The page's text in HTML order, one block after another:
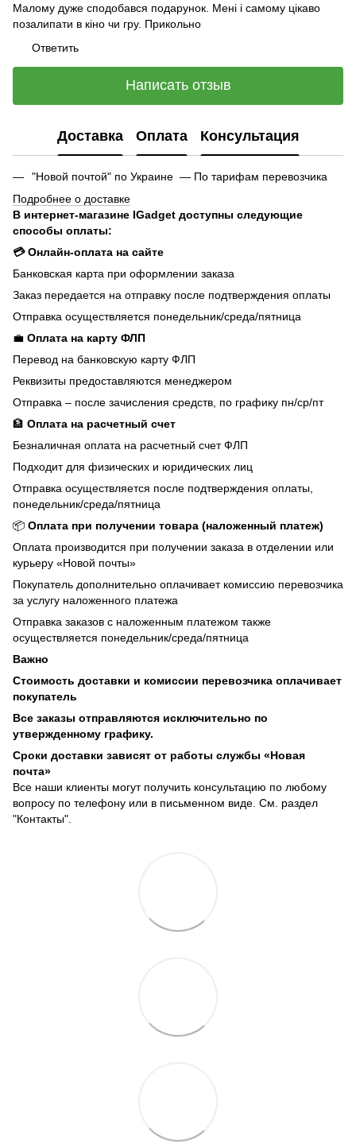
Малому дуже сподобався подарунок. Мені і самому цікаво
позалипати в кіно чи гру. Прикольно
Ответить
Написать отзыв
Доставка Оплата Консультация
"Новой почтой" по Украине — По тарифам перевозчика
Подробнее о доставке
В интернет-магазине IGadget доступны следующие
способы оплаты:
💳 Онлайн-оплата на сайте
Банковская карта при оформлении заказа
Заказ передается на отправку после подтверждения оплаты
Отправка осуществляется понедельник/среда/пятница
💼 Оплата на карту ФЛП
Перевод на банковскую карту ФЛП
Реквизиты предоставляются менеджером
Отправка – после зачисления средств, по графику пн/ср/пт
🏦 Оплата на расчетный счет
Безналичная оплата на расчетный счет ФЛП
Подходит для физических и юридических лиц
Отправка осуществляется после подтверждения оплаты,
понедельник/среда/пятница
📦 Оплата при получении товара (наложенный платеж)
Оплата производится при получении заказа в отделении или
курьеру «Новой почты»
Покупатель дополнительно оплачивает комиссию перевозчика
за услугу наложенного платежа
Отправка заказов с наложенным платежом также
осуществляется понедельник/среда/пятница
Важно
Стоимость доставки и комиссии перевозчика оплачивает
покупатель
Все заказы отправляются исключительно по
утвержденному графику.
Сроки доставки зависят от работы службы «Новая
почта»
Все наши клиенты могут получить консультацию по любому
вопросу по телефону или в письменном виде. См. раздел
"Контакты".